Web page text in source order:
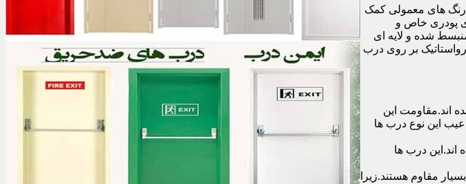
رنگ های معمولی کمک
پودری خاص و
شده و لایه ای
بر روی درب
اند.مقاومت این
این نوع درب ها
اند.این درب ها
مقاوم هستند.زیرا